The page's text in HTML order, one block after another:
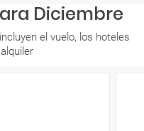
Diciembre
el vuelo, los hoteles